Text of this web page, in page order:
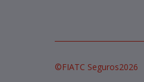
©FIATC Seguros2026